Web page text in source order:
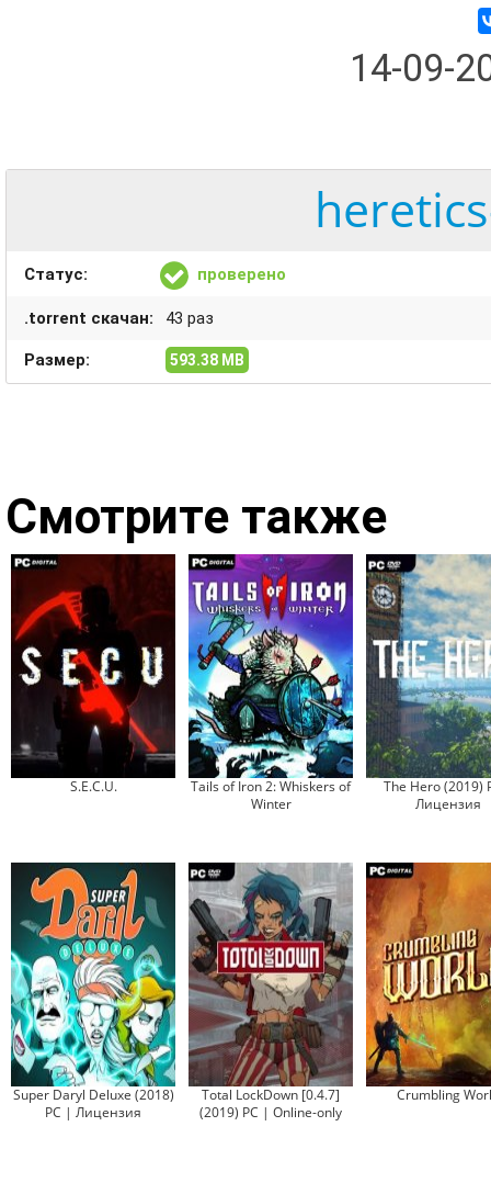
14-09-
Статус: проверено
.torrent скачан: 43 раз
Размер: 593.38 MB
Смотрите также
S.E.C.U.
Tails of Iron 2: Whiskers of
Winter
The Hero (2019)
Лицензия
Super Daryl Deluxe (2018)
PC | Лицензия
Total LockDown [0.4.7]
(2019) РС | Online-only
Crumbling